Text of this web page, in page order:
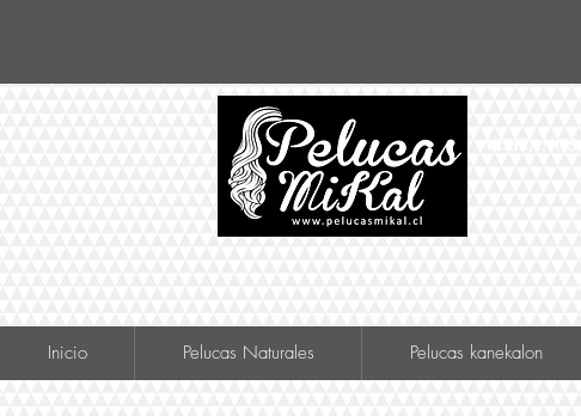
Inicio Pelucas Naturales Pelucas kanekalon